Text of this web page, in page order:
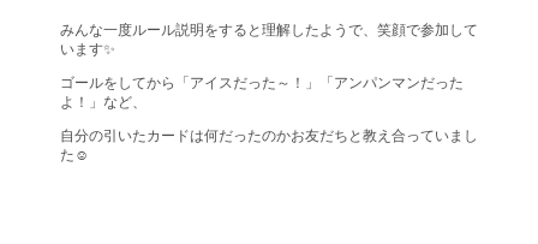
みんな一度ルール説明をすると理解したようで、笑顔で参加して
います✨
ゴールをしてから「アイスだった～！」「アンパンマンだった
よ！」など、
自分の引いたカードは何だったのかお友だちと教え合っていまし
た☺